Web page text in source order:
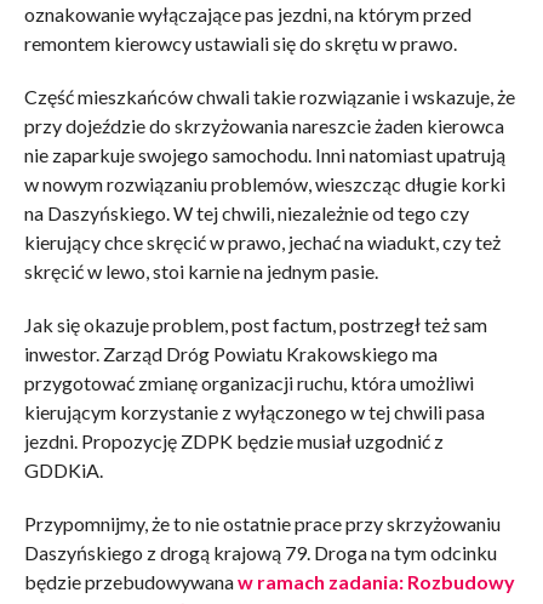
oznakowanie wyłączające pas jezdni, na którym przed
remontem kierowcy ustawiali się do skrętu w prawo.
Część mieszkańców chwali takie rozwiązanie i wskazuje, że
przy dojeździe do skrzyżowania nareszcie żaden kierowca
nie zaparkuje swojego samochodu. Inni natomiast upatrują
w nowym rozwiązaniu problemów, wieszcząc długie korki
na Daszyńskiego. W tej chwili, niezależnie od tego czy
kierujący chce skręcić w prawo, jechać na wiadukt, czy też
skręcić w lewo, stoi karnie na jednym pasie.
Jak się okazuje problem, post factum, postrzegł też sam
inwestor. Zarząd Dróg Powiatu Krakowskiego ma
przygotować zmianę organizacji ruchu, która umożliwi
kierującym korzystanie z wyłączonego w tej chwili pasa
jezdni. Propozycję ZDPK będzie musiał uzgodnić z
GDDKiA.
Przypomnijmy, że to nie ostatnie prace przy skrzyżowaniu
Daszyńskiego z drogą krajową 79. Droga na tym odcinku
będzie przebudowywanaw ramach zadania: Rozbudowy